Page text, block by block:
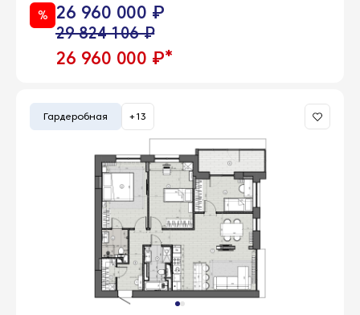
% 26 960 000 ₽
29 824 106 ₽
26 960 000 ₽*
Гардеробная +13